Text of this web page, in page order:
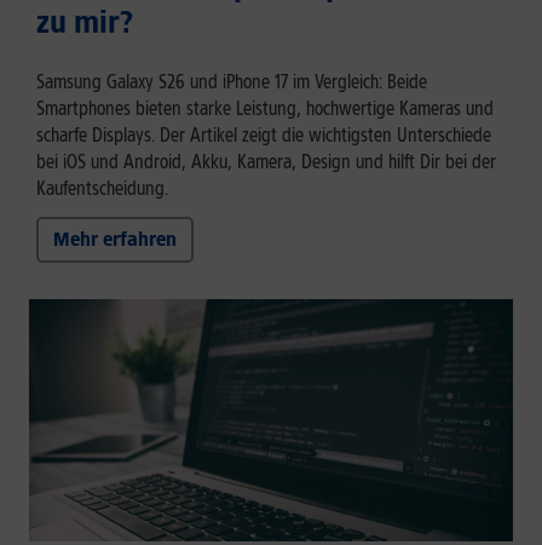
zu mir?
Samsung Galaxy S26 und iPhone 17 im Vergleich: Beide
Smartphones bieten starke Leistung, hochwertige Kameras und
scharfe Displays. Der Artikel zeigt die wichtigsten Unterschiede
bei iOS und Android, Akku, Kamera, Design und hilft Dir bei der
Kaufentscheidung.
Mehr erfahren